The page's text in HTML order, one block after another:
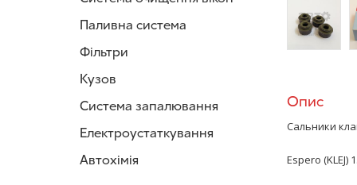
Паливна система
Фільтри
Кузов
Система запалювання
Електроустаткування
Автохімія
Опис
Сальники
Espero (KLEJ)